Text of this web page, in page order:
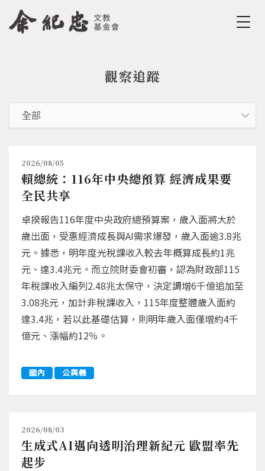
Jump to Navigation
Jump to Main content
觀察追蹤
2026/08/05
賴總統：116年中央總預算 經濟成果要
全民共享
卓揆報告116年度中央政府總預算案，歲入面將大於
歲出面，受惠經濟成長與AI需求爆發，歲入面逾3.8兆
元。據悉，明年度光稅課收入較去年概算成長約1兆
元、達3.4兆元。而立院財委會初審，認為財政部115
年稅課收入編列2.48兆太保守，決定調增6千億追加至
3.08兆元，加計非稅課收入，115年度整體歲入面約
達3.4兆，若以此基礎估算，則明年歲入面僅增約4千
億元、漲幅約12％。
國內 公與義
2026/08/03
生成式AI邁向透明治理新紀元 歐盟率先
起步